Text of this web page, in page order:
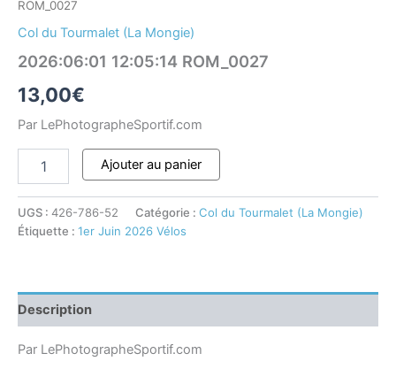
ROM_0027
Col du Tourmalet (La Mongie)
2026:06:01 12:05:14 ROM_0027
13,00€
Par LePhotographeSportif.com
Ajouter au panier
UGS : 426-786-52 Catégorie : Col du Tourmalet (La Mongie)
Étiquette : 1er Juin 2026 Vélos
Description
Par LePhotographeSportif.com